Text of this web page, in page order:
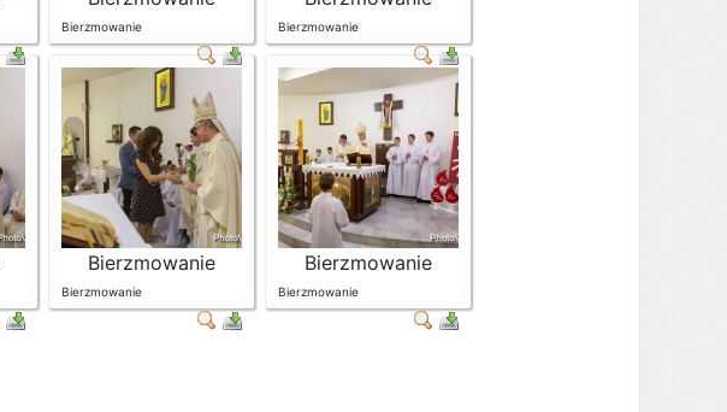
Bierzmowanie Bierzmowanie
Bierzmowanie
Bierzmowanie
Bierzmowanie
Bierzmowanie